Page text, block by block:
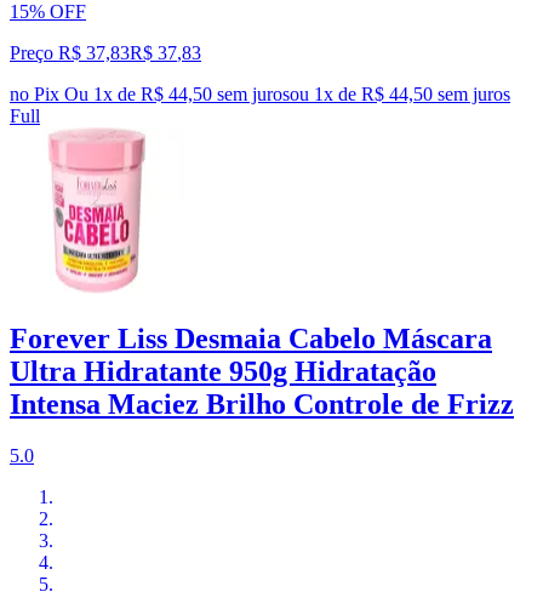
15% OFF
Preço R$ 37,83R$ 37,83
no Pix Ou 1x de R$ 44,50 sem jurosou 1x de R$ 44,50 sem juros
Full
Forever Liss Desmaia Cabelo Máscara
Ultra Hidratante 950g Hidratação
Intensa Maciez Brilho Controle de Frizz
5.0